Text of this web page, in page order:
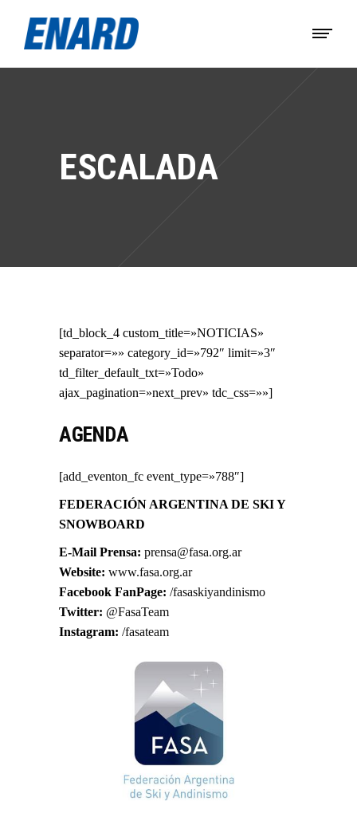
ESCALADA
[td_block_4 custom_title=»NOTICIAS»
separator=»» category_id=»792″ limit=»3″
td_filter_default_txt=»Todo»
ajax_pagination=»next_prev» tdc_css=»»]
AGENDA
[add_eventon_fc event_type=»788″]
FEDERACIÓN ARGENTINA DE SKI Y
SNOWBOARD
E-Mail Prensa: prensa@fasa.org.ar
Website: www.fasa.org.ar
Facebook FanPage: /fasaskiyandinismo
Twitter: @FasaTeam
Instagram: /fasateam